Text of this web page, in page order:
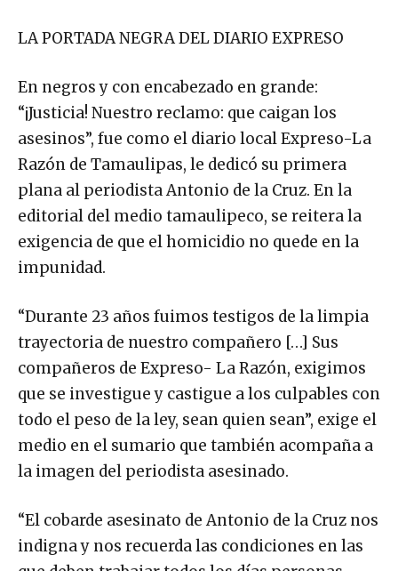
LA PORTADA NEGRA DEL DIARIO EXPRESO
En negros y con encabezado en grande:
“¡Justicia! Nuestro reclamo: que caigan los
asesinos”, fue como el diario local Expreso-La
Razón de Tamaulipas, le dedicó su primera
plana al periodista Antonio de la Cruz. En la
editorial del medio tamaulipeco, se reitera la
exigencia de que el homicidio no quede en la
impunidad.
“Durante 23 años fuimos testigos de la limpia
trayectoria de nuestro compañero […] Sus
compañeros de Expreso- La Razón, exigimos
que se investigue y castigue a los culpables con
todo el peso de la ley, sean quien sean”, exige el
medio en el sumario que también acompaña a
la imagen del periodista asesinado.
“El cobarde asesinato de Antonio de la Cruz nos
indigna y nos recuerda las condiciones en las